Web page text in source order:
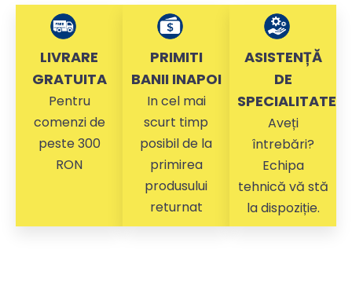
LIVRARE
GRATUITA
Pentru
comenzi de
peste 300
RON
PRIMITI
BANII INAPOI
In cel mai
scurt timp
posibil de la
primirea
produsului
returnat
ASISTENȚĂ
DE
SPECIALITATE
Aveți
întrebări?
Echipa
tehnică vă stă
la dispoziție.